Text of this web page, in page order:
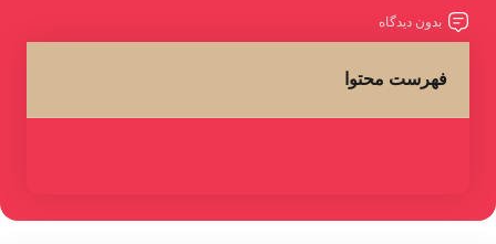
بدون دیدگاه
فهرست محتوا